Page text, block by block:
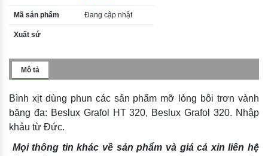
Mã sản phẩm Đang cập nhật
Xuất sứ
Mô tả
Bình xịt dùng phun các sản phẩm mỡ lỏng bôi trơn vành
băng đa: Beslux Grafol HT 320, Beslux Grafol 320. Nhập
khảu từ Đức.
Mọi thông tin khác về sản phẩm và giá cả xin liên hệ